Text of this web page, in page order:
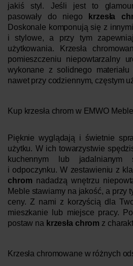
jakiś styl. Jeśli jest to
pasowały do niego
krzesła
Doskonale komponują się z
i stylowe, a przy tym
użytkowania. Krzesła
pomieszczeniu niepowtarzalny
wykonane z solidnego
nawet przy codziennym, częstym
Kup krzesła chrom w EMWO Meble
Pięknie wyglądają i świetnie
użytku. W ich towarzystwie
kuchennym lub jadalnianym
i odpoczynku. W zestawieniu z
chrom nadadzą wnętrzu
Meble stawiamy na jakość, a przy
ceny. Z nami z korzyścią dla
mieszkanie lub miejsce pracy.
postaw na krzesła chrom z
Krzesła chromowane w różnych